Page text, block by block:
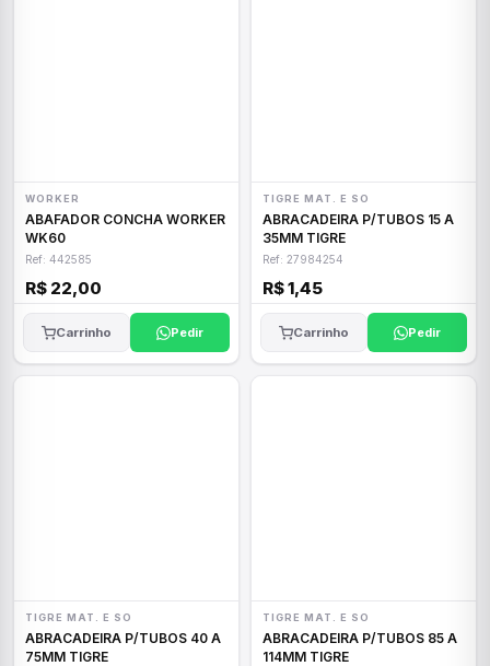
WORKER
ABAFADOR CONCHA WORKER
WK60
Ref: 442585
R$ 22,00
Carrinho Pedir
TIGRE MAT. E SO
ABRACADEIRA P/TUBOS 15 A
35MM TIGRE
Ref: 27984254
R$ 1,45
Carrinho Pedir
TIGRE MAT. E SO
ABRACADEIRA P/TUBOS 40 A
75MM TIGRE
TIGRE MAT. E SO
ABRACADEIRA P/TUBOS 85 A
114MM TIGRE